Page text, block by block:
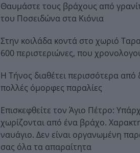
Θαυμάστε τους βράχους από
του Ποσειδώνα στα Κιόνια
Στην κοιλάδα κοντά στο χωριό
600 περιστεριώνες, που
Η Τήνος διαθέτει περισσότερα από
πολλές όμορφες παραλίες
Επισκεφθείτε τον Άγιο Πέτρο:
χωρίζονται από ένα βράχο.
ναυάγιο. Δεν είναι οργανωμένη
σας όλα τα απαραίτητα